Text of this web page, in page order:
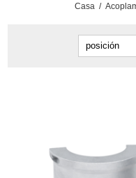
Casa /